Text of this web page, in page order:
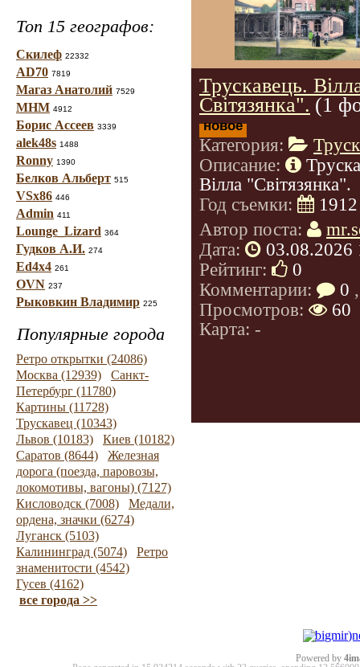
Топ 15 географов:
Скилеф 22332
AD70 7819
Магаз Анатолий 7529
МНМ 4912
Борис Ассеев 3339
alek48s 1488
Ronny 1390
Белков Альберт 515
VSx86 446
Admin 411
Lounge_Lizard 364
Гудков А.И. 274
Ed4x4 261
OVN 237
Рыковкин Владимир 225
Популярные города
Ретро открытки (24086)
Москва (12939)
Санкт-
Петербург (11780)
Картины (11728)
Трускавец (10343)
Львов (10183)
Киев (10182)
Саратов (8644)
Железная
дорога (поезда, паровозы,
локомотивы, вагоны) (7127)
Кисловодск (7008)
Медали,
ордена, значки (6274)
Луганск (5103)
Калининград (5074)
Ретро
знаменитости (4542)
Гусев (4162)
все города >>
Трускавець.
Світязянка". (1
новое
Категория:
Описание:
Вілла "Світязянка".
Год съемки:
1912
Автор поста:
Дата:
03.08.2026
Рейтинг:
0
Комментарии:
0 ,
Просмотров:
60
Карта: -
Powered by